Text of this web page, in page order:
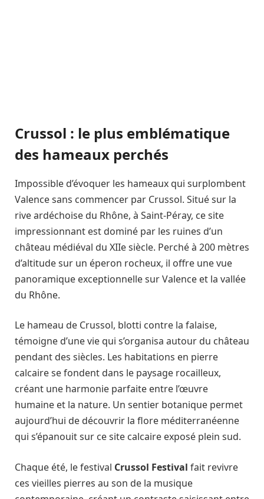
Crussol : le plus emblématique
des hameaux perchés
Impossible d’évoquer les hameaux qui surplombent
Valence sans commencer par Crussol. Situé sur la
rive ardéchoise du Rhône, à Saint-Péray, ce site
impressionnant est dominé par les ruines d’un
château médiéval du XIIe siècle. Perché à 200 mètres
d’altitude sur un éperon rocheux, il offre une vue
panoramique exceptionnelle sur Valence et la vallée
du Rhône.
Le hameau de Crussol, blotti contre la falaise,
témoigne d’une vie qui s’organisa autour du château
pendant des siècles. Les habitations en pierre
calcaire se fondent dans le paysage rocailleux,
créant une harmonie parfaite entre l’œuvre
humaine et la nature. Un sentier botanique permet
aujourd’hui de découvrir la flore méditerranéenne
qui s’épanouit sur ce site calcaire exposé plein sud.
Chaque été, le festival Crussol Festival fait revivre
ces vieilles pierres au son de la musique